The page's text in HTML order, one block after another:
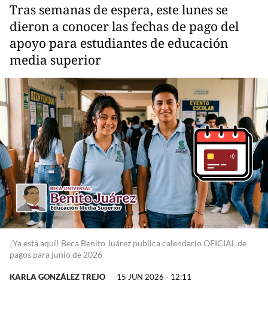
Tras semanas de espera, este lunes se
dieron a conocer las fechas de pago del
apoyo para estudiantes de educación
media superior
¡Ya está aquí! Beca Benito Juárez publica calendario OFICIAL de
pagos para junio de 2026
KARLA GONZÁLEZ TREJO 15 JUN 2026 - 12:11